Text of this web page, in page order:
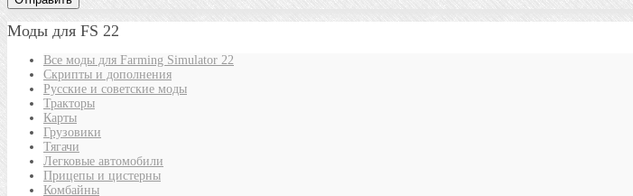
Моды для FS 22
Все моды для Farming Simulator 22
Скрипты и дополнения
Русские и советские моды
Тракторы
Карты
Грузовики
Тягачи
Легковые автомобили
Прицепы и цистерны
Комбайны